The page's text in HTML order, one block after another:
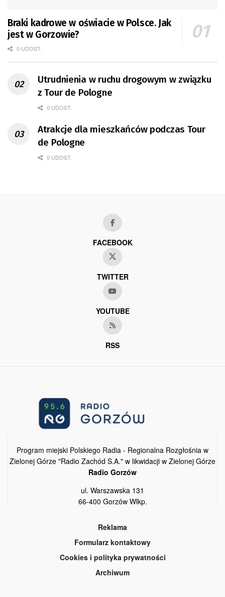
Braki kadrowe w oświacie w Polsce. Jak
jest w Gorzowie?
0 UDOST.
Utrudnienia w ruchu drogowym w związku
z Tour de Pologne
0 UDOST.
Atrakcje dla mieszkańców podczas Tour
de Pologne
0 UDOST.
FACEBOOK
TWITTER
YOUTUBE
RSS
Program miejski Polskiego Radia - Regionalna Rozgłośnia w
Zielonej Górze "Radio Zachód S.A." w likwidacji w Zielonej Górze
Radio Gorzów
ul. Warszawska 131
66-400 Gorzów Wlkp.
Reklama
Formularz kontaktowy
Cookies i polityka prywatności
Archiwum